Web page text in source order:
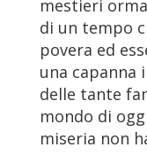
mestieri
di un tempo
povera ed
una capanna
delle tante
mondo di
miseria non